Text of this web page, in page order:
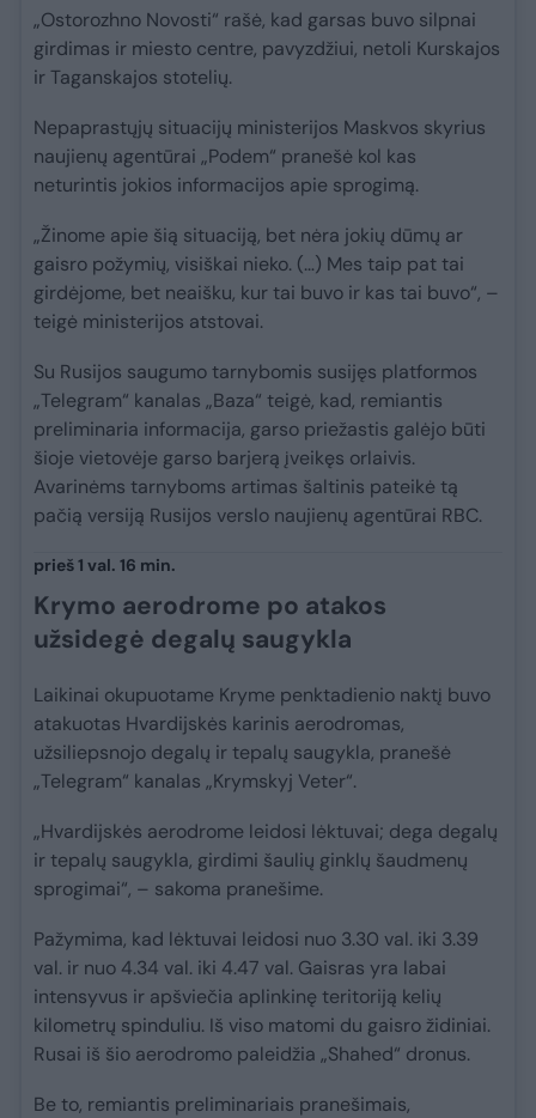
„Ostorozhno Novosti“ rašė, kad garsas buvo silpnai
girdimas ir miesto centre, pavyzdžiui, netoli Kurskajos
ir Taganskajos stotelių.
Nepaprastųjų situacijų ministerijos Maskvos skyrius
naujienų agentūrai „Podem“ pranešė kol kas
neturintis jokios informacijos apie sprogimą.
„Žinome apie šią situaciją, bet nėra jokių dūmų ar
gaisro požymių, visiškai nieko. (…) Mes taip pat tai
girdėjome, bet neaišku, kur tai buvo ir kas tai buvo“, –
teigė ministerijos atstovai.
Su Rusijos saugumo tarnybomis susijęs platformos
„Telegram“ kanalas „Baza“ teigė, kad, remiantis
preliminaria informacija, garso priežastis galėjo būti
šioje vietovėje garso barjerą įveikęs orlaivis.
Avarinėms tarnyboms artimas šaltinis pateikė tą
pačią versiją Rusijos verslo naujienų agentūrai RBC.
prieš 1 val. 16 min.
Krymo aerodrome po atakos
užsidegė degalų saugykla
Laikinai okupuotame Kryme penktadienio naktį buvo
atakuotas Hvardijskės karinis aerodromas,
užsiliepsnojo degalų ir tepalų saugykla, pranešė
„Telegram“ kanalas „Krymskyj Veter“.
„Hvardijskės aerodrome leidosi lėktuvai; dega degalų
ir tepalų saugykla, girdimi šaulių ginklų šaudmenų
sprogimai“, – sakoma pranešime.
Pažymima, kad lėktuvai leidosi nuo 3.30 val. iki 3.39
val. ir nuo 4.34 val. iki 4.47 val. Gaisras yra labai
intensyvus ir apšviečia aplinkinę teritoriją kelių
kilometrų spinduliu. Iš viso matomi du gaisro židiniai.
Rusai iš šio aerodromo paleidžia „Shahed“ dronus.
Be to, remiantis preliminariais pranešimais,